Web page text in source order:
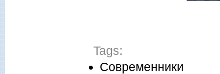
Tags:
Современники